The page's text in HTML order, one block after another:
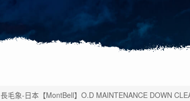
長毛象-日本【MontBell】O.D MAINTENANCE DOWN